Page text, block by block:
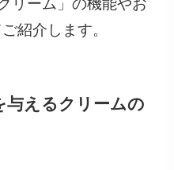
リーム」の機能やお
紹介します。
与えるクリームの